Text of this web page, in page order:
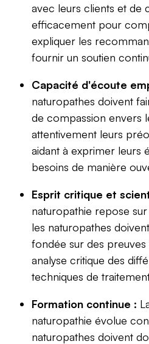
avec leurs clients et de
efficacement pour
expliquer les
fournir un soutien
Capacité d'écoute
naturopathes doivent
de compassion envers
attentivement leurs
aidant à exprimer leurs
besoins de manière
Esprit critique et
naturopathie repose
les naturopathes
fondée sur des preuves
analyse critique des
techniques de
Formation continue :
naturopathie évolue
naturopathes doivent